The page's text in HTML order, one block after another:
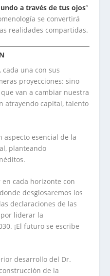
a través de tus ojos”
se convertirá
realidades compartidas.
una con sus
proyecciones: sino
van a cambiar nuestra
atrayendo capital, talento
aspecto esencial de la
planteando
cada horizonte con
desglosaremos los
declaraciones de las
liderar la
¡El futuro se escribe
desarrollo del Dr.
de la